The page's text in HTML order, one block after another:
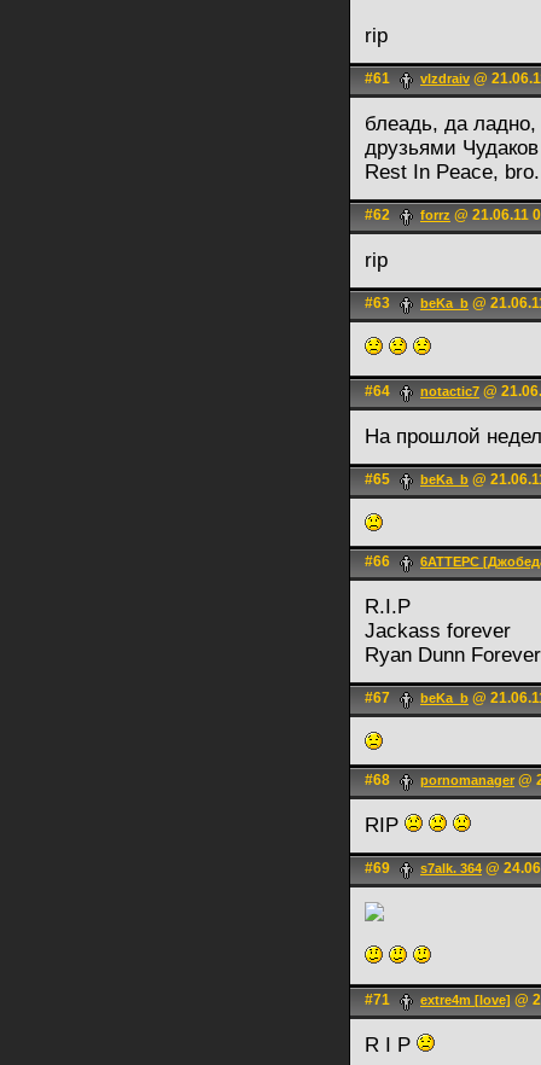
rip
#61 vlzdraiv @
блеадь, да ладно,
друзьями
Rest In Peace,
#62 forrz @ 21.06.11
rip
#63 beKa_b @
#64 notactic7 @
На прошлой
#65 beKa_b @
#66 6ATTEPC
R.I.P
Jackass forever
Ryan Dunn Forever
#67 beKa_b @
#68 pornomanager @
RIP
#69 s7alk. 364 @
#71 extre4m [love] @
R I P